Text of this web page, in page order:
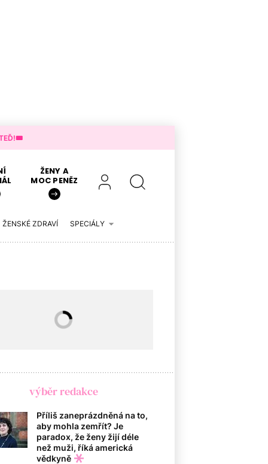
TEĎ!🎟️
ŽENY A
MOC PENĚZ
ŽENSKÉ ZDRAVÍ SPECIÁLY
výběr redakce
Příliš zaneprázdněná na to,
aby mohla zemřít? Je
paradox, že ženy žijí déle
než muži, říká americká
vědkyně